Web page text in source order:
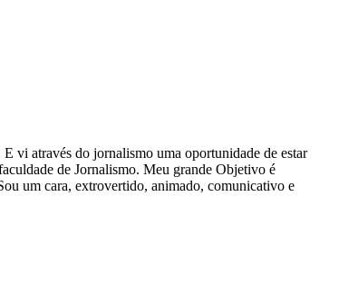
vi através do jornalismo uma oportunidade de estar
de Jornalismo. Meu grande Objetivo é
um cara, extrovertido, animado, comunicativo e